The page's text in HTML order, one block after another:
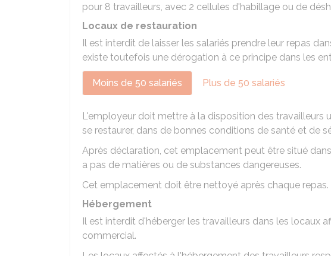
pour 8 travailleurs, avec 2 cellules d'habillage ou de
Locaux de restauration
Il est interdit de laisser les salariés prendre leur repas
existe toutefois une dérogation à ce principe dans les
Moins de 50 salariés Plus de 50 salariés
L'employeur doit mettre à la disposition des
se restaurer, dans de bonnes conditions de santé et de
Après déclaration, cet emplacement peut être situé
a pas de matières ou de substances dangereuses.
Cet emplacement doit être nettoyé après chaque repas.
Hébergement
Il est interdit d'héberger les travailleurs dans les locaux
commercial.